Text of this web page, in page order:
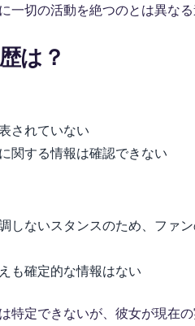
一切の活動を絶つのとは異な
は？
されていない
関する情報は確認できない
しないスタンスのため、ファ
も確定的な情報はない
特定できないが、彼女が現在